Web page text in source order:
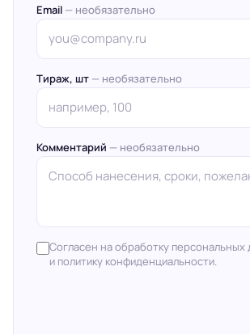
Email — необязательно
Тираж, шт — необязательно
Комментарий — необязательно
Согласен на обработку персональных
и политику конфиденциальности.